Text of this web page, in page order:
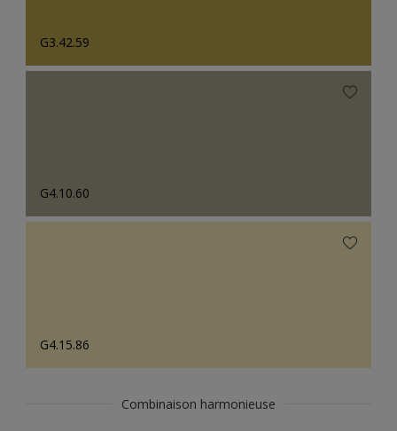
G3.42.59
G4.10.60
G4.15.86
Combinaison harmonieuse